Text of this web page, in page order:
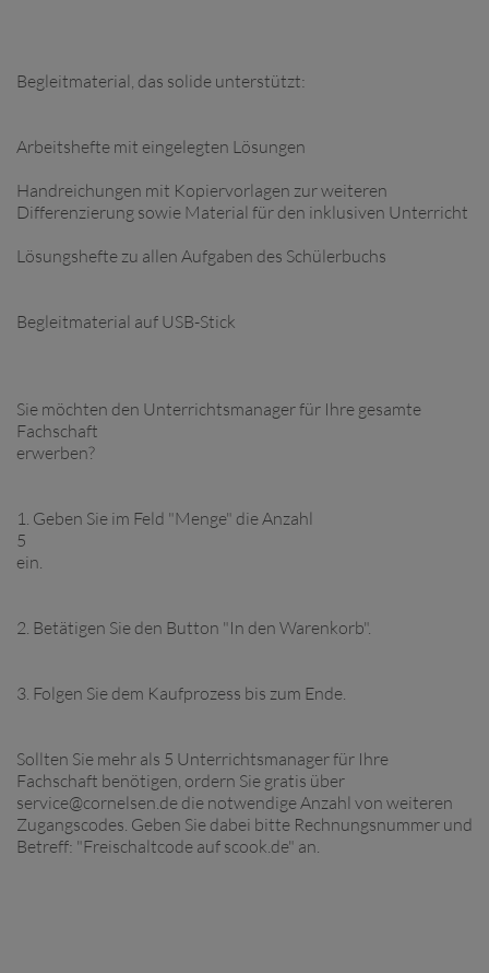
Begleitmaterial, das solide unterstützt:
Arbeitshefte mit eingelegten Lösungen
Handreichungen mit Kopiervorlagen zur weiteren
Differenzierung sowie Material für den inklusiven Unterricht
Lösungshefte zu allen Aufgaben des Schülerbuchs
Begleitmaterial auf USB-Stick
Sie möchten den Unterrichtsmanager für Ihre gesamte
Fachschaft
erwerben?
1. Geben Sie im Feld "Menge" die Anzahl
5
ein.
2. Betätigen Sie den Button "In den Warenkorb".
3. Folgen Sie dem Kaufprozess bis zum Ende.
Sollten Sie mehr als 5 Unterrichtsmanager für Ihre
Fachschaft benötigen, ordern Sie gratis über
service@cornelsen.de die notwendige Anzahl von weiteren
Zugangscodes. Geben Sie dabei bitte Rechnungsnummer und
Betreff: "Freischaltcode auf scook.de" an.